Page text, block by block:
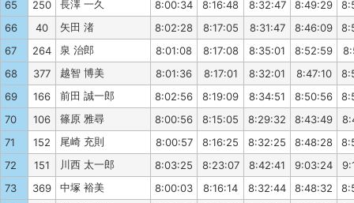
65
250 長澤 一久 8:00:34 8:16:48 8:32:47 8:49:29
66
40 矢田 渚 8:02:28 8:17:05 8:31:47 8:46:09
67
264 泉 治郎 8:01:08 8:17:08 8:35:01 8:52:59
68
377 越智 博美 8:01:36 8:17:01 8:32:01 8:47:10
69
166 前田 誠一郎 8:02:56 8:19:09 8:34:51 8:50:56
70
106 篠原 雅尋 8:00:56 8:15:05 8:29:32 8:43:49
71
152 尾崎 充則 8:00:57 8:16:25 8:32:25 8:48:28
72
151 川西 太一郎 8:03:25 8:23:07 8:42:41 9:03:24
73
369 中塚 裕美 8:00:03 8:16:14 8:32:44 8:48:32